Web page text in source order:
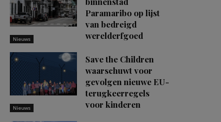
Nieuws
Paramaribo op lijst
van bedreigd
werelderfgoed
Nieuws
Save the Children
waarschuwt voor
gevolgen nieuwe EU-
terugkeerregels
voor kinderen